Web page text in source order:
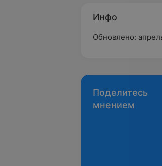
Инфо
Обновлено:
Поделитесь
мнением